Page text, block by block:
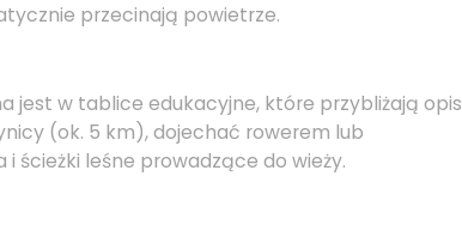
przecinają powietrze.
jest w tablice edukacyjne, które przybliżają opis
(ok. 5 km), dojechać rowerem lub
ścieżki leśne prowadzące do wieży.